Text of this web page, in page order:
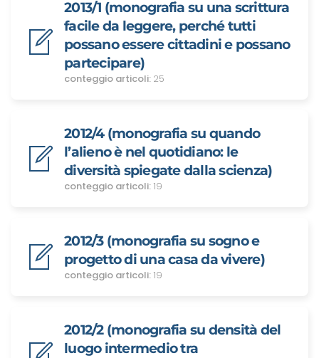
2013/1 (monografia su una scrittura
facile da leggere, perché tutti
possano essere cittadini e possano
partecipare)
conteggio articoli: 25
2012/4 (monografia su quando
l’alieno è nel quotidiano: le
diversità spiegate dalla scienza)
conteggio articoli: 19
2012/3 (monografia su sogno e
progetto di una casa da vivere)
conteggio articoli: 19
2012/2 (monografia su densità del
luogo intermedio tra